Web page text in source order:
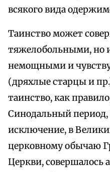
всякого вида
Таинство может
тяжелобольными, но
немощными и
(дряхлые старцы и
таинство, как
Синодальный период,
исключение, в
церковному обычаю
Церкви, совершалось